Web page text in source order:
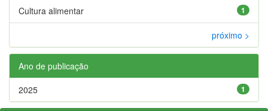
1
Cultura alimentar
próximo >
Ano de publicação
1
2025